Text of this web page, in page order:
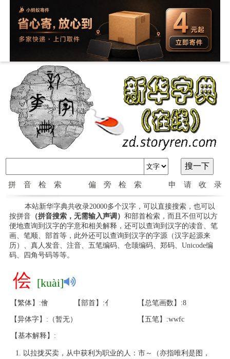
拼音检索 偏旁检索 申请收录
本站新华字典共收录20000多个汉字，可以直接搜索，也可以
按拼音（拼音搜索，无需输入声调） 和部首检索，而且不但可以方
便地查询到汉字的字意和相关解释，还可以查询到汉字的读音、笔
画、笔顺、部首等，此外还可以查询到汉字的字源（汉字起源来
历）、真人发音、注音、五笔编码、仓颉编码、郑码、Unicode编
码、四角号码等等。
侩 [kuài]
【繁体】:儈 【部首】:亻 【总笔画数】:8
【异体字】:（暂无） 【五笔】:wwfc
【基本解释】:
以拉拢买卖，从中获利为职业的人：市～（亦指唯利是图，